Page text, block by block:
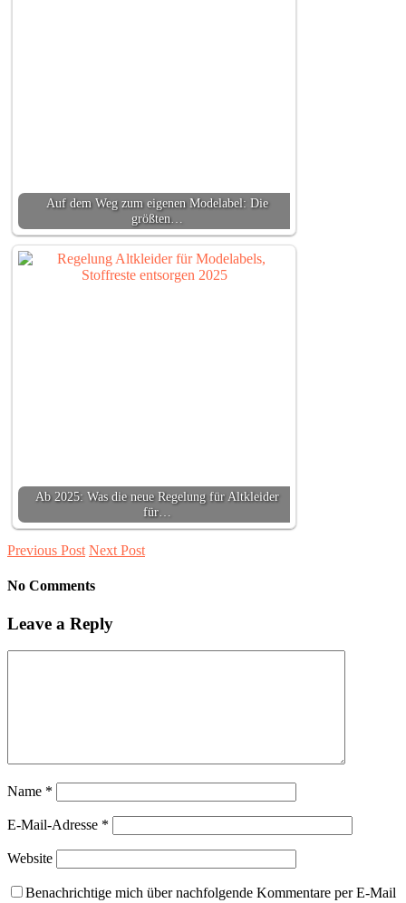
Auf dem Weg zum eigenen Modelabel: Die
größten…
Ab 2025: Was die neue Regelung für Altkleider
für…
Previous Post Next Post
No Comments
Leave a Reply
Name *
E-Mail-Adresse *
Website
Benachrichtige mich über nachfolgende Kommentare per E-Mail